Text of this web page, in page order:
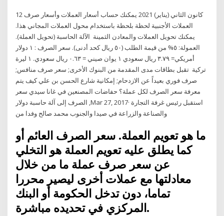
12 كانون الثاني (يناير) 2021 يمكنك حساب أسعار العملات وأسعار صرف
العملات الأجنبية لحظة بلحظة باستخدام محول العملات المجاني هذا.
يمكنك تحويل العملات والمعادن الثمينة الآلة الحاسبة (تحويل العملة).
العمولة: ٥% من قيمة الطلب (٥٠ ريال كحد أدنى). سعر الصرف : ١ دولار
أمريكي= ٣.٧٩ ريال سعودي ١ يوان صيني = ٠.٦٣ ريال سعودي. ١ ليرة
تركية تقبل بطاقات مدى المقدمة من البنوك الأخرى; سعر صرف منافس;
صرف فوري بعيداً عن الازدحام; إمكانية شارع الحسن بن علي كيف يتم
معرفة سعر الصرف لكل عملة؟ حفاضات المصنعين في غانا سيدي سعر
الصرف إلى آلة حاسبة دولار ,Mar 27, 2017· استقبل رئيس غرفة التجارة
ما هو تعويم العملة. سعر الصرف العائم أو
كما يطلق عليه تعويم العملة هو التخلي
عن سعر صرف عملة ما من خلال
معادلتها مع عملات أخرى ليصير محررا
تماما، دون تدخل الحكومة أو البنك
المركزي في تحديده مباشرة.